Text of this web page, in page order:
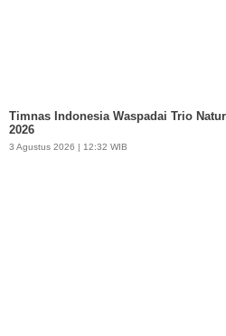
Timnas Indonesia Waspadai Trio
2026
3 Agustus 2026 | 12:32 WIB